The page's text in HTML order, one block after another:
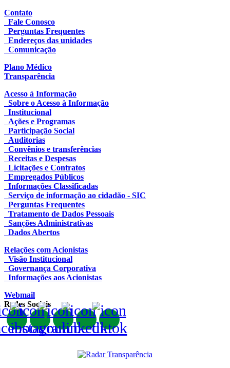
Contato
Fale Conosco
Perguntas Frequentes
Endereços das unidades
Comunicação
Plano Médico
Transparência
Acesso à Informação
Sobre o Acesso à Informação
Institucional
Ações e Programas
Participação Social
Auditorias
Convênios e transferências
Receitas e Despesas
Licitações e Contratos
Empregados Públicos
Informações Classificadas
Serviço de informação ao cidadão - SIC
Perguntas Frequentes
Tratamento de Dados Pessoais
Sanções Administrativas
Dados Abertos
Relações com Acionistas
Visão Institucional
Governança Corporativa
Informações aos Acionistas
Webmail
Redes Sociais